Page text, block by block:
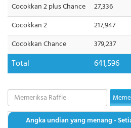
Cocokkan 2 plus Chance 27,336
Cocokkan 2 217,947
Cocokkan Chance 379,237
Total 641,596
Angka undian yang menang -